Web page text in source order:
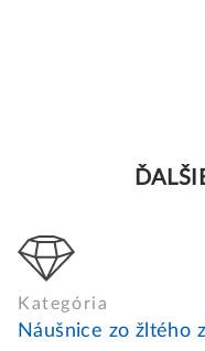
Kategória
Náušnice zo žltého